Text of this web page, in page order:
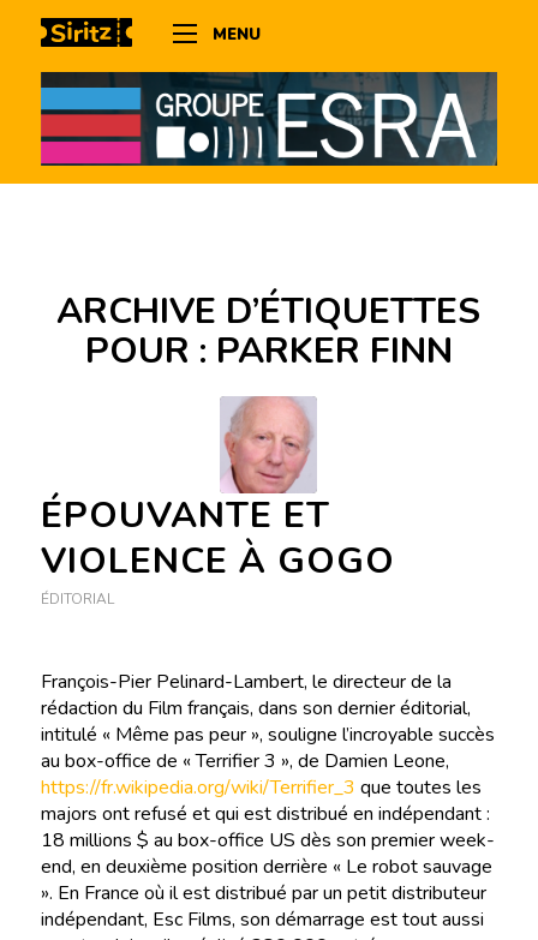
MENU
ARCHIVE D’ÉTIQUETTES
POUR : PARKER FINN
ÉPOUVANTE ET
VIOLENCE À GOGO
ÉDITORIAL
François-Pier Pelinard-Lambert, le directeur de la
rédaction du Film français, dans son dernier éditorial,
intitulé « Même pas peur », souligne l’incroyable succès
au box-office de « Terrifier 3 », de Damien Leone,
https://fr.wikipedia.org/wiki/Terrifier_3 que toutes les
majors ont refusé et qui est distribué en indépendant :
18 millions $ au box-office US dès son premier week-
end, en deuxième position derrière « Le robot sauvage
». En France où il est distribué par un petit distributeur
indépendant, Esc Films, son démarrage est tout aussi